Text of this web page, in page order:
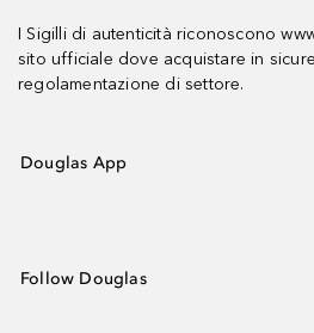
I Sigilli di autenticità riconoscono
sito ufficiale dove acquistare in
regolamentazione di settore.
Douglas App
Follow Douglas